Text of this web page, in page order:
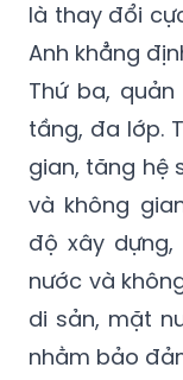
tâm. Lộ trình
khoảng 400 -
là thay đổi
Anh khẳng
Thứ ba,
tầng, đa lớp.
gian, tăng hệ
và không
độ xây
nước và